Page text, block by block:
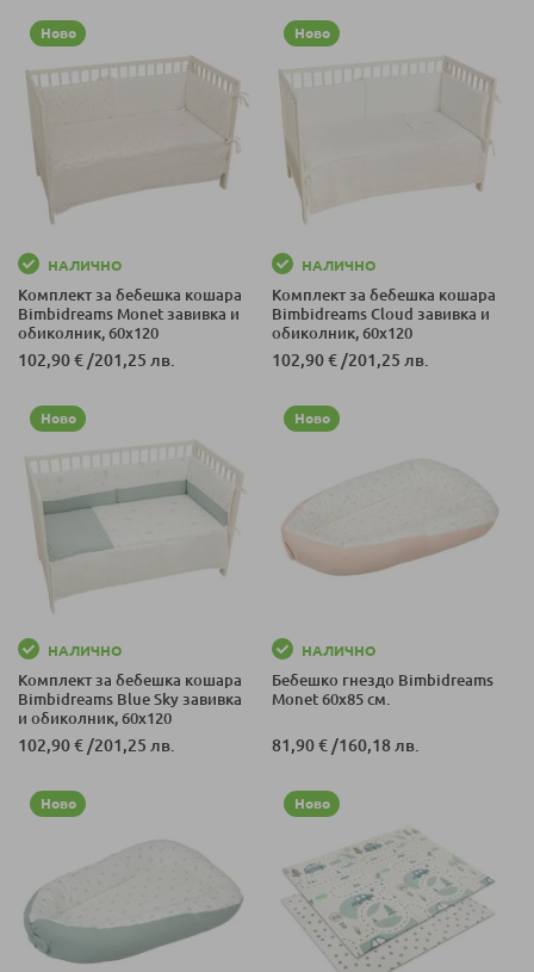
Ново
НАЛИЧНО
Комплект за бебешка кошара
Bimbidreams Monet завивка и
обиколник, 60x120
102,90 € /201,25 лв.
Ново
НАЛИЧНО
Комплект за бебешка кошара
Bimbidreams Cloud завивка и
обиколник, 60x120
102,90 € /201,25 лв.
Ново
НАЛИЧНО
Комплект за бебешка кошара
Bimbidreams Blue Sky завивка
и обиколник, 60x120
102,90 € /201,25 лв.
Ново
НАЛИЧНО
Бебешко гнездо Bimbidreams
Monet 60x85 см.
81,90 € /160,18 лв.
Ново Ново